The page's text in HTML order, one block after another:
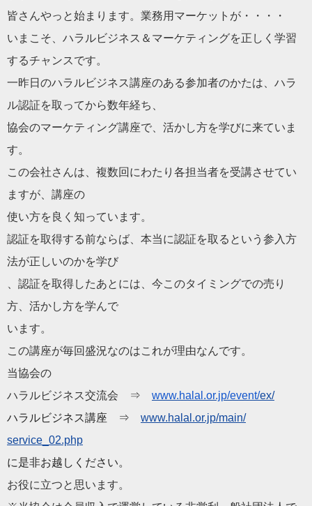
皆さんやっと始まります。業務用マーケットが・・・・
いまこそ、ハラルビジネス＆ マーケティングを正しく学習
するチャンスです。
一昨日のハラルビジネス講座のある参加者のかたは、 ハラ
ル認証を取ってから数年経ち、
協会のマーケティング講座で、活かし方を学びに来ていま
す。
この会社さんは、複数回にわたり各担当者を受講させてい
ますが、 講座の
使い方を良く知っています。
認証を取得する前ならば、 本当に認証を取るという参入方
法が正しいのかを学び
、認証を取得したあとには、 今このタイミングでの売り
方、活かし方を学んで
います。
この講座が毎回盛況なのはこれが理由なんです。
当協会の
ハラルビジネス交流会 ⇒ www.halal.or.jp/event/ex/
ハラルビジネス講座 ⇒ www.halal.or.jp/main/
service_02.php
に是非お越しください。
お役に立つと思います。